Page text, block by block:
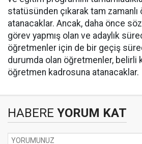
statüsünden çıkarak tam
atanacaklar. Ancak, daha önce
görev yapmış olan ve adaylık
öğretmenler için de bir geçiş
durumda olan öğretmenler, belirli
öğretmen kadrosuna atanacaklar.
HABERE YORUM KAT